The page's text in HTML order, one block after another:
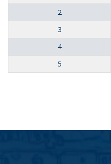
2
3
4
5